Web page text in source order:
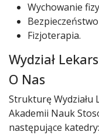
Wychowanie
Fizjoterapia.
Wydział
O Nas
Strukturę Wydziału
Akademii Nauk
następujące katedry: